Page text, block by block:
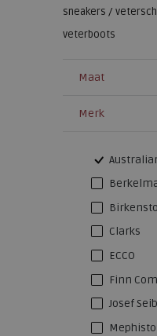
sneakers /
veterboots
Maat
Merk
Clarks
ECCO
Finn
Josef
Mephisto